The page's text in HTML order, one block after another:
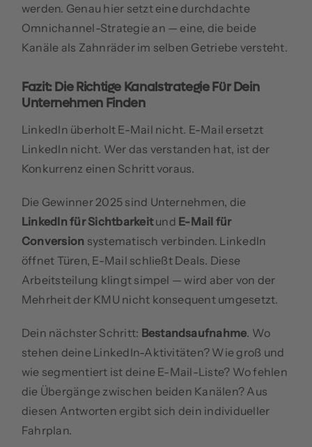
werden. Genau hier setzt eine durchdachte
Omnichannel-Strategie an — eine, die beide
Kanäle als Zahnräder im selben Getriebe versteht.
Fazit: Die Richtige Kanalstrategie Für Dein
Unternehmen Finden
LinkedIn überholt E-Mail nicht. E-Mail ersetzt
LinkedIn nicht. Wer das verstanden hat, ist der
Konkurrenz einen Schritt voraus.
Die Gewinner 2025 sind Unternehmen, die
LinkedIn für Sichtbarkeitund E-Mail für
Conversion systematisch verbinden. LinkedIn
öffnet Türen, E-Mail schließt Deals. Diese
Arbeitsteilung klingt simpel — wird aber von der
Mehrheit der KMU nicht konsequent umgesetzt.
Dein nächster Schritt: Bestandsaufnahme. Wo
stehen deine LinkedIn-Aktivitäten? Wie groß und
wie segmentiert ist deine E-Mail-Liste? Wo fehlen
die Übergänge zwischen beiden Kanälen? Aus
diesen Antworten ergibt sich dein individueller
Fahrplan.